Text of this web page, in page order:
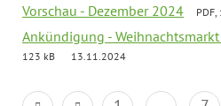
Vorschau - Dezember 2024
Ankündigung -
123 kB
13.11.2024